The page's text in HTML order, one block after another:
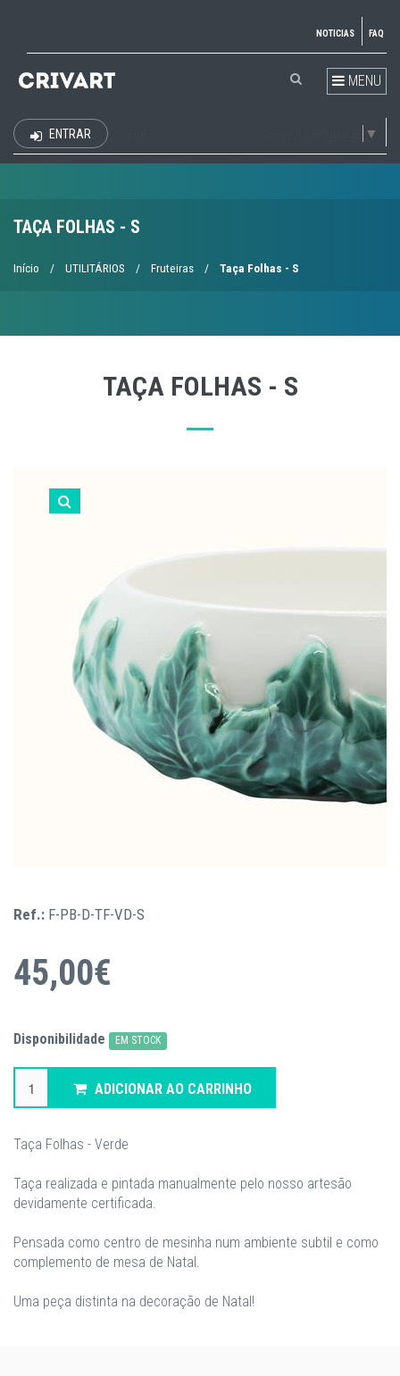
NOTICIAS FAQ
MENU
▼
ENTRAR
TAÇA FOLHAS - S
Início / UTILITÁRIOS / Fruteiras / Taça Folhas - S
TAÇA FOLHAS - S
Ref.: F-PB-D-TF-VD-S
45,00€
Disponibilidade EM STOCK
ADICIONAR AO CARRINHO
Taça Folhas - Verde
Taça realizada e pintada manualmente pelo nosso artesão
devidamente certificada.
Pensada como centro de mesinha num ambiente subtil e como
complemento de mesa de Natal.
Uma peça distinta na decoração de Natal!